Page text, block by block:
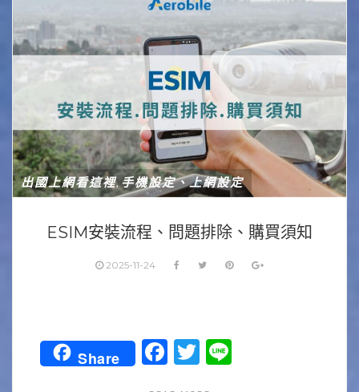
出國上網看這裡,手機設定、上網設定
ESIM安裝流程、問題排除、購買須知
2025-11-24
Share Facebook
Twitter
Line